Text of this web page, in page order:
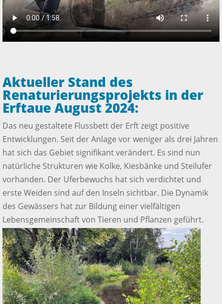
Aktueller Stand des
Renaturierungsprojekts in der
Erftaue August 2024:
Das neu gestaltete Flussbett der Erft zeigt positive
Entwicklungen. Seit der Anlage vor weniger als drei Jahren
hat sich das Gebiet signifikant verändert. Es sind nun
natürliche Strukturen wie Kolke, Kiesbänke und Steilufer
vorhanden. Der Uferbewuchs hat sich verdichtet und
erste Weiden sind auf den Inseln sichtbar. Die Dynamik
des Gewässers hat zur Bildung einer vielfältigen
Lebensgemeinschaft von Tieren und Pflanzen geführt.